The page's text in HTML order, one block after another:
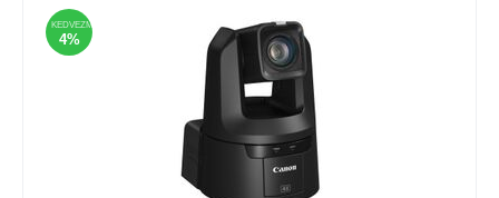
KEDVEZMÉNY
4%